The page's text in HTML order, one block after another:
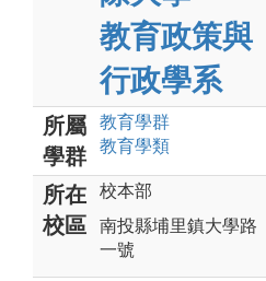
教育政策與
行政學系
所屬
學群
教育學群
教育學類
所在
校區
校本部
南投縣埔里鎮大學路
一號